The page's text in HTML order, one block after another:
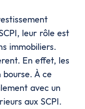
leur rôle est
immobiliers.
En effet, les
À ce
avec un
aux SCPI.